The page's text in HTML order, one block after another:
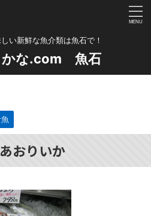
い新鮮な魚介類は魚石で！
かな.com 魚石
おりいか